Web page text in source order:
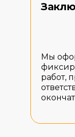
Мы
работ,